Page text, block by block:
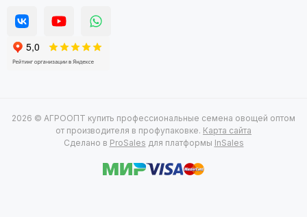
2026 © АГРООПТ купить профессиональные семена овощей оптом
от производителя в профупаковке. Карта сайта
Сделано в ProSales для платформы InSales